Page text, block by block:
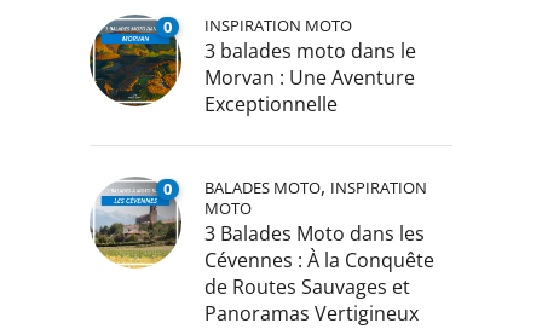
0 INSPIRATION MOTO
3 balades moto dans le
Morvan : Une Aventure
Exceptionnelle
0 BALADES MOTO, INSPIRATION
MOTO
3 Balades Moto dans les
Cévennes : À la Conquête
de Routes Sauvages et
Panoramas Vertigineux